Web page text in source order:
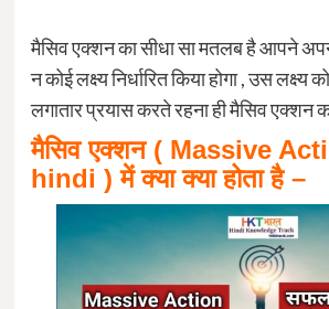
मैसिव एक्शन का सीधा सा मतलब है आपने
न कोई लक्ष्य निर्धारित किया होगा , उस लक्ष्य
लगातार प्रयास करते रहना ही मैसिव एक्शन
मैसिव एक्शन ( Massive
hindi ) में क्या क्या होता है –